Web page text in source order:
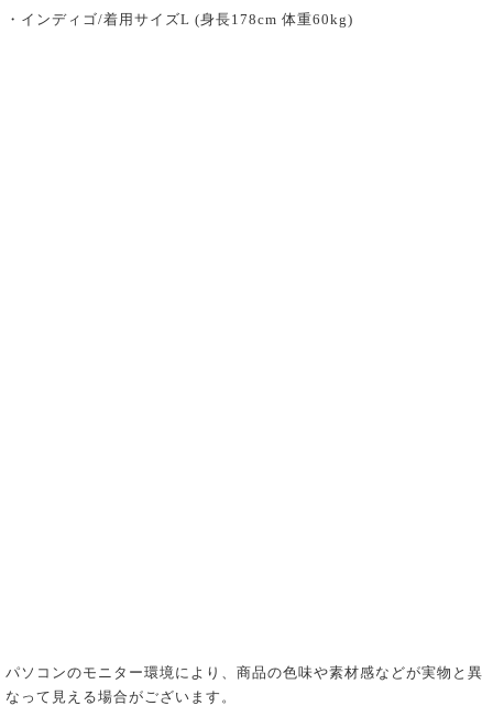
・インディゴ/着用サイズL (身長178cm 体重60kg)
パソコンのモニター環境により、商品の色味や素材感などが実物と異
なって見える場合がございます。